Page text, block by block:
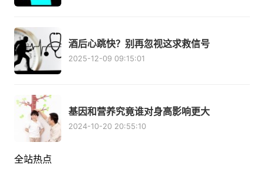
酒后心跳快？别再忽视这求救信号
2025-12-09 09:15:01
基因和营养究竟谁对身高影响更大
2024-10-20 20:55:10
全站热点